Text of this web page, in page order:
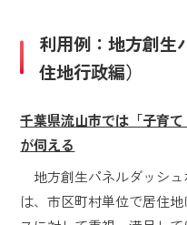
利用例：地方創生
住地行政編）
千葉県流山市では「子育
が伺える
地方創生パネルダッシ
は、市区町村単位で居住